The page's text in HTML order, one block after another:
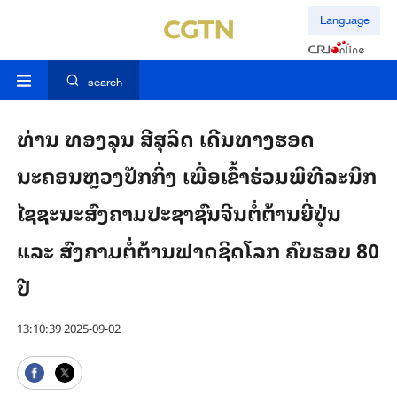
Language
search
ທ່ານ ທອງລຸນ ສີສຸລິດ ເດີນທາງຮອດ
ນະຄອນຫຼວງປັກກິ່ງ ເພື່ອເຂົ້າຮ່ວມພິທີລະນຶກ
ໄຊຊະນະສົງຄາມປະຊາຊົນຈີນຕໍ່ຕ້ານຍີ່ປຸ່ນ
ແລະ ສົງຄາມຕໍ່ຕ້ານຟາດຊິດໂລກ ຄົບຮອບ 80
ປີ
13:10:39 2025-09-02